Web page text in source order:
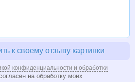
к своему отзыву картинки
конфиденциальности и обработки
на обработку моих